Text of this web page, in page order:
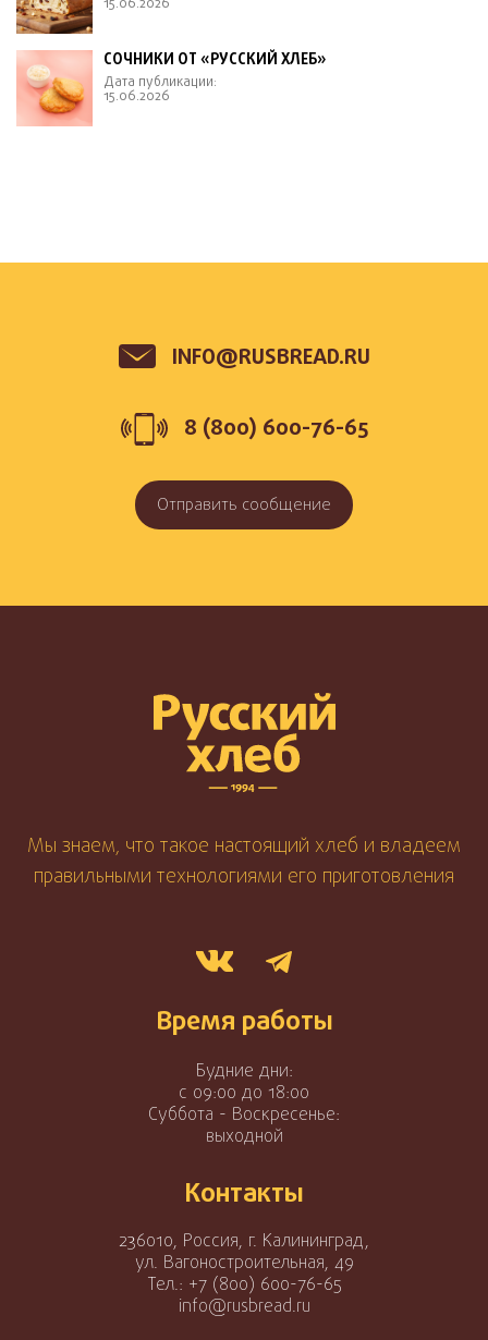
15.06.2026
СОЧНИКИ ОТ «РУССКИЙ ХЛЕБ»
Дата публикации:
15.06.2026
INFO@RUSBREAD.RU
8 (800) 600-76-65
Отправить сообщение
Мы знаем, что такое настоящий хлеб и владеем
правильными технологиями его приготовления
Время работы
Будние дни:
с 09:00 до 18:00
Суббота - Воскресенье:
выходной
Контакты
236010, Россия, г. Калининград,
ул. Вагоностроительная, 49
Тел.: +7 (800) 600-76-65
info@rusbread.ru